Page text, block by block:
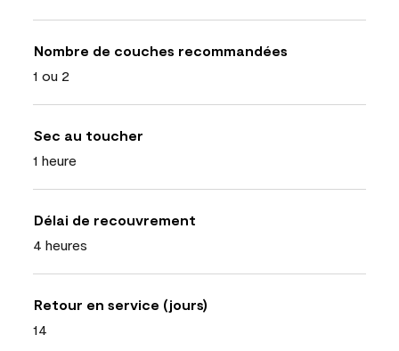
Nombre de couches recommandées
1 ou 2
Sec au toucher
1 heure
Délai de recouvrement
4 heures
Retour en service (jours)
14